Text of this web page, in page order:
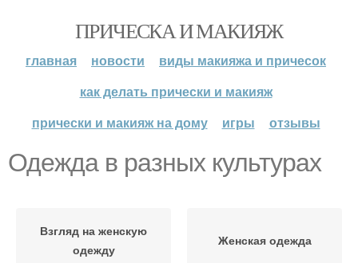
ПРИЧЕСКА И МАКИЯЖ
главная новости
виды макияжа и причесок
как делать прически и макияж
прически и макияж на дому
игры отзывы
Одежда в разных культурах
Взгляд на женскую
одежду
Женская одежда